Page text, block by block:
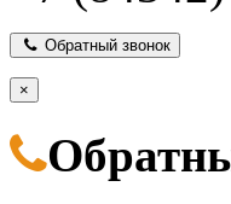
Обратный звонок
×